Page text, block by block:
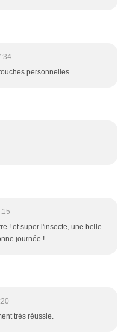
personnelles.
! et super l'insecte, une belle
journée !
très réussie.